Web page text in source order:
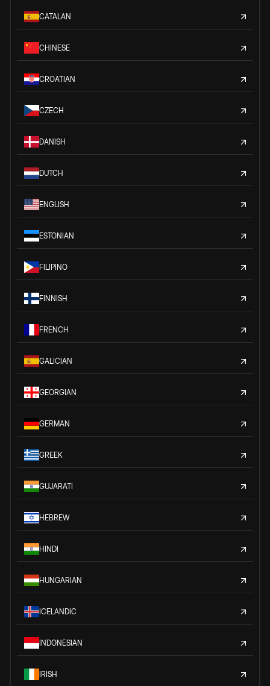
CATALAN
CHINESE
CROATIAN
CZECH
DANISH
DUTCH
ENGLISH
ESTONIAN
FILIPINO
FINNISH
FRENCH
GALICIAN
GEORGIAN
GERMAN
GREEK
GUJARATI
HEBREW
HINDI
HUNGARIAN
ICELANDIC
INDONESIAN
IRISH